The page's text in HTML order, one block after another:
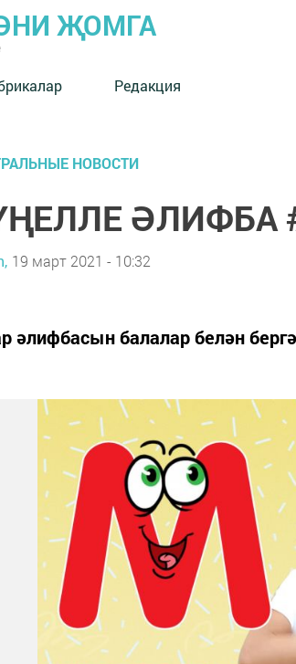
ҖОМГА
Редакция
НОВОСТИ
ӘЛИФБА
19 март 2021 - 10:32
әлифбасын балалар белән